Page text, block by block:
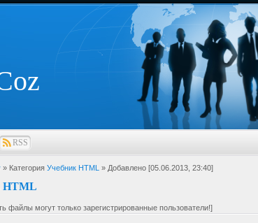
RSS
» Категория Учебник HTML » Добавлено [05.06.2013, 23:40]
файлы могут только зарегистрированные пользователи!]